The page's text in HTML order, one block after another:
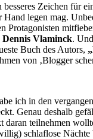
Zeichen für
Hand legen mag.
Protagonisten
Dennis Vlaminck.
Buch des Autors,
von ‚Blogger
ich in den
Genau deshalb
daran teilnehmen
schlaflose Nächte